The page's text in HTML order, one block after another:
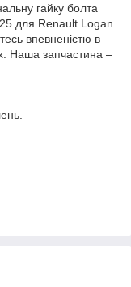
гайку болта
для Renault Logan
впевненістю в
Наша запчастина –